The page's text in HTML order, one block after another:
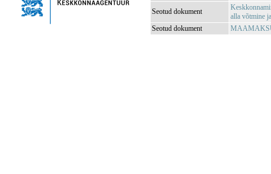
Seotud dokument
alla võtmine
Seotud dokument